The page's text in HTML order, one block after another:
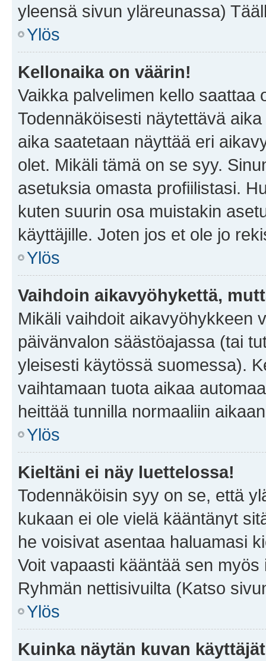
yleensä sivun yläreunassa)
Ylös
Kellonaika on väärin!
Vaikka palvelimen kello saattaa
Todennäköisesti näytettävä
aika saatetaan näyttää eri
olet. Mikäli tämä on se syy.
asetuksia omasta profiilistasi.
kuten suurin osa muistakin
käyttäjille. Joten jos et ole jo
Ylös
Vaihdoin aikavyöhykettä,
Mikäli vaihdoit aikavyöhykkeen
päivänvalon säästöajassa (tai
yleisesti käytössä suomessa).
vaihtamaan tuota aikaa
heittää tunnilla normaaliin
Ylös
Kieltäni ei näy luettelossa!
Todennäköisin syy on se, että
kukaan ei ole vielä kääntänyt
he voisivat asentaa haluamasi
Voit vapaasti kääntää sen
Ryhmän nettisivuilta (Katso
Ylös
Kuinka näytän kuvan